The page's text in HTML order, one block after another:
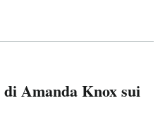
Amanda Knox sui